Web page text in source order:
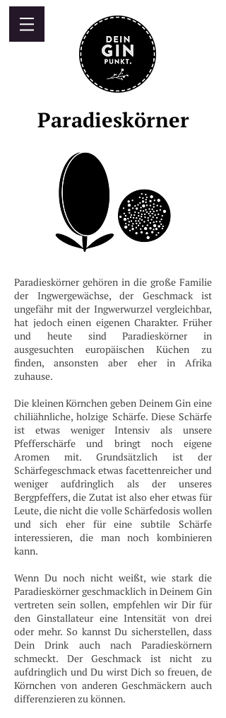
Paradieskörner
Paradieskörner gehören in die große Familie
der Ingwergewächse, der Geschmack ist
ungefähr mit der Ingwerwurzel vergleichbar,
hat jedoch einen eigenen Charakter. Früher
und heute sind Paradieskörner in
ausgesuchten europäischen Küchen zu
finden, ansonsten aber eher in Afrika
zuhause.
Die kleinen Körnchen geben Deinem Gin eine
chiliähnliche, holzige Schärfe. Diese Schärfe
ist etwas weniger Intensiv als unsere
Pfefferschärfe und bringt noch eigene
Aromen mit. Grundsätzlich ist der
Schärfegeschmack etwas facettenreicher und
weniger aufdringlich als der unseres
Bergpfeffers, die Zutat ist also eher etwas für
Leute, die nicht die volle Schärfedosis wollen
und sich eher für eine subtile Schärfe
interessieren, die man noch kombinieren
kann.
Wenn Du noch nicht weißt, wie stark die
Paradieskörner geschmacklich in Deinem Gin
vertreten sein sollen, empfehlen wir Dir für
den Ginstallateur eine Intensität von drei
oder mehr. So kannst Du sicherstellen, dass
Dein Drink auch nach Paradieskörnern
schmeckt. Der Geschmack ist nicht zu
aufdringlich und Du wirst Dich so freuen, de
Körnchen von anderen Geschmäckern auch
differenzieren zu können.